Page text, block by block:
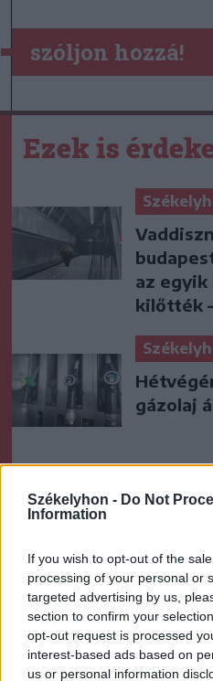
Székelyhon - Do Not
Information
If you wish to opt-out of the
processing of your personal or
targeted advertising by us,
section to confirm your
opt-out request is processed
interest-based ads based on
us or personal information
szóljon hozzá!
Ezek is
az egyik
kilőtték
gázolaj
A gól
Krónika
Nyári